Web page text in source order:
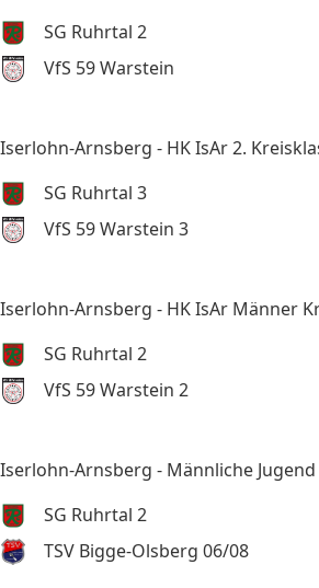
SG Ruhrtal 2
VfS 59 Warstein
Iserlohn-Arnsberg - HK IsAr 2.
SG Ruhrtal 3
VfS 59 Warstein 3
Iserlohn-Arnsberg - HK IsAr Männer
SG Ruhrtal 2
VfS 59 Warstein 2
Iserlohn-Arnsberg - Männliche Jugend
SG Ruhrtal 2
TSV Bigge-Olsberg 06/08